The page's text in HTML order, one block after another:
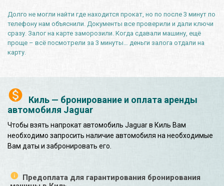
Киль — бронирование и оплата аренды
автомобиля Jaguar
Чтобы взять напрокат автомобиль Jaguar в Киль Вам
необходимо запросить наличие автомобиля на необходимые
Вам даты и забронировать его.
Предоплата для гарантирования бронирования
Долго не могли найти где находится прокат, но по после 3 минут по
телефону нам объяснили. Документы все проверили и дали ключи
сразу. Залог на карте заморозили. Когда сдавали машину, ещё
проще – всё посмотрели за 3 минуты… деньги залога отдали на
карту.